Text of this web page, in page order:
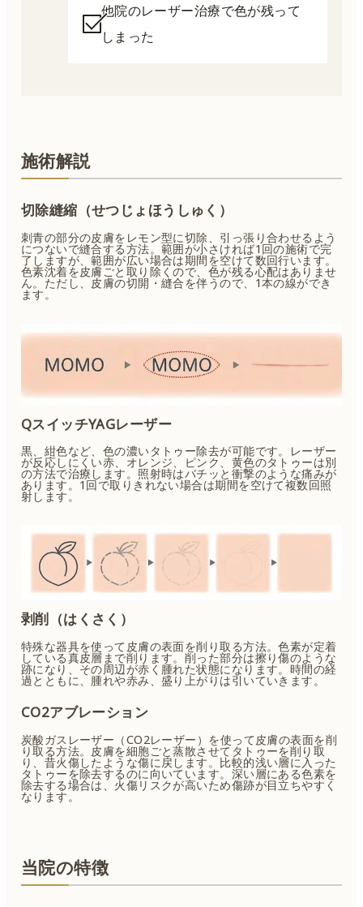
他院のレーザー治療で色が残って
しまった
施術解説
切除縫縮（せつじょほうしゅく）
刺青の部分の皮膚をレモン型に切除、引っ張り合わせるよう
につないで縫合する方法。範囲が小さければ1回の施術で完
了しますが、範囲が広い場合は期間を空けて数回行います。
色素沈着を皮膚ごと取り除くので、色が残る心配はありませ
ん。ただし、皮膚の切開・縫合を伴うので、1本の線ができ
ます。
QスイッチYAGレーザー
黒、紺色など、色の濃いタトゥー除去が可能です。レーザー
が反応しにくい赤、オレンジ、ピンク、黄色のタトゥーは別
の方法で治療します。照射時はバチッと衝撃のような痛みが
あります。1回で取りきれない場合は期間を空けて複数回照
射します。
剥削（はくさく）
特殊な器具を使って皮膚の表面を削り取る方法。色素が定着
している真皮層まで削ります。削った部分は擦り傷のような
跡になり、その周辺が赤く腫れた状態になります。時間の経
過とともに、腫れや赤み、盛り上がりは引いていきます。
CO2アブレーション
炭酸ガスレーザー（CO2レーザー）を使って皮膚の表面を削
り取る方法。皮膚を細胞ごと蒸散させてタトゥーを削り取
り、昔火傷したような傷に戻します。比較的浅い層に入った
タトゥーを除去するのに向いています。深い層にある色素を
除去する場合は、火傷リスクが高いため傷跡が目立ちやすく
なります。
当院の特徴